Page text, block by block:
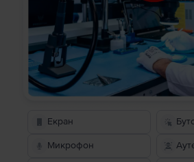
Екран
Микрофон